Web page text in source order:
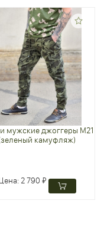
мужские джоггеры М21
камуфляж)
2 790 ₽